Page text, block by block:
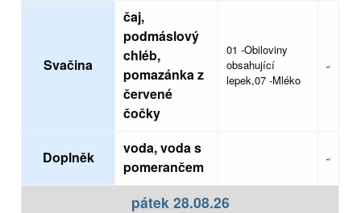
Svačina
čaj,
podmáslový
chléb,
pomazánka z
červené
čočky
01 -Obiloviny
obsahující
lepek,07 -Mléko
Doplněk
voda, voda s
pomerančem
pátek 28.08.26